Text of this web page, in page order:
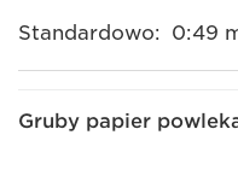
Standardowo: 0:49
Gruby papier